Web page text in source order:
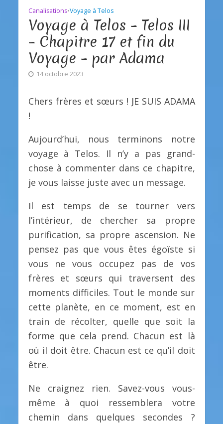
Canalisations•Voyage à Telos
Voyage à Telos – Telos III
– Chapitre 17 et fin du
Voyage – par Adama
14 octobre 2023
Chers frères et sœurs ! JE SUIS ADAMA
!
Aujourd’hui, nous terminons notre
voyage à Telos. Il n’y a pas grand-
chose à commenter dans ce chapitre,
je vous laisse juste avec un message.
Il est temps de se tourner vers
l’intérieur, de chercher sa propre
purification, sa propre ascension. Ne
pensez pas que vous êtes égoïste si
vous ne vous occupez pas de vos
frères et sœurs qui traversent des
moments difficiles. Tout le monde sur
cette planète, en ce moment, est en
train de récolter, quelle que soit la
forme que cela prend. Chacun est là
où il doit être. Chacun est ce qu’il doit
être.
Ne craignez rien. Savez-vous vous-
même à quoi ressemblera votre
chemin dans quelques secondes ?